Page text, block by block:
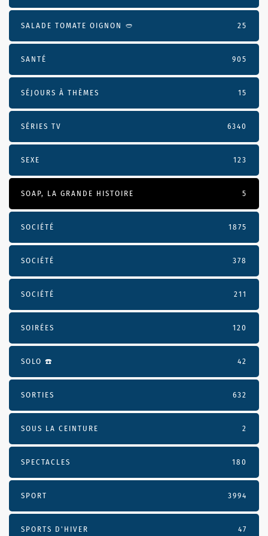
SALADE TOMATE OIGNON 🥙 25
SANTÉ 905
SÉJOURS À THÈMES 15
SÉRIES TV 6340
SEXE 123
SOAP, LA GRANDE HISTOIRE 5
SOCIÉTÉ 1875
SOCIÉTÉ 378
SOCIÉTÉ 211
SOIRÉES 120
SOLO ☎️ 42
SORTIES 632
SOUS LA CEINTURE 2
SPECTACLES 180
SPORT 3994
SPORTS D'HIVER 47